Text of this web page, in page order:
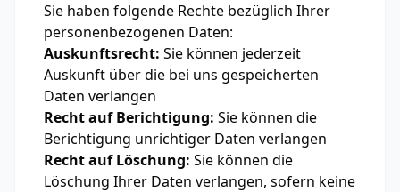
Sie haben folgende Rechte bezüglich Ihrer
personenbezogenen Daten:
Auskunftsrecht: Sie können jederzeit
Auskunft über die bei uns gespeicherten
Daten verlangen
Recht auf Berichtigung: Sie können die
Berichtigung unrichtiger Daten verlangen
Recht auf Löschung: Sie können die
Löschung Ihrer Daten verlangen, sofern keine